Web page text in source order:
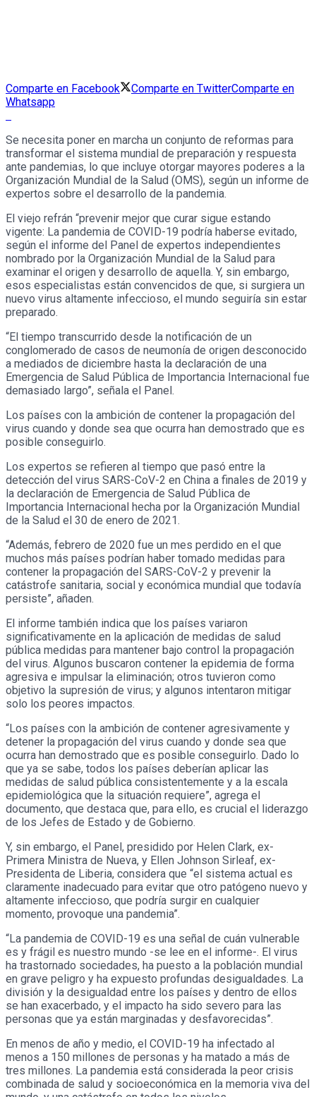
Comparte en Facebook Comparte en TwitterComparte en
Whatsapp
Se necesita poner en marcha un conjunto de reformas para
transformar el sistema mundial de preparación y respuesta
ante pandemias, lo que incluye otorgar mayores poderes a la
Organización Mundial de la Salud (OMS), según un informe de
expertos sobre el desarrollo de la pandemia.
El viejo refrán “prevenir mejor que curar sigue estando
vigente: La pandemia de COVID-19 podría haberse evitado,
según el informe del Panel de expertos independientes
nombrado por la Organización Mundial de la Salud para
examinar el origen y desarrollo de aquella. Y, sin embargo,
esos especialistas están convencidos de que, si surgiera un
nuevo virus altamente infeccioso, el mundo seguiría sin estar
preparado.
“El tiempo transcurrido desde la notificación de un
conglomerado de casos de neumonía de origen desconocido
a mediados de diciembre hasta la declaración de una
Emergencia de Salud Pública de Importancia Internacional fue
demasiado largo”, señala el Panel.
Los países con la ambición de contener la propagación del
virus cuando y donde sea que ocurra han demostrado que es
posible conseguirlo.
Los expertos se refieren al tiempo que pasó entre la
detección del virus SARS-CoV-2 en China a finales de 2019 y
la declaración de Emergencia de Salud Pública de
Importancia Internacional hecha por la Organización Mundial
de la Salud el 30 de enero de 2021.
“Además, febrero de 2020 fue un mes perdido en el que
muchos más países podrían haber tomado medidas para
contener la propagación del SARS-CoV-2 y prevenir la
catástrofe sanitaria, social y económica mundial que todavía
persiste”, añaden.
El informe también indica que los países variaron
significativamente en la aplicación de medidas de salud
pública medidas para mantener bajo control la propagación
del virus. Algunos buscaron contener la epidemia de forma
agresiva e impulsar la eliminación; otros tuvieron como
objetivo la supresión de virus; y algunos intentaron mitigar
solo los peores impactos.
“Los países con la ambición de contener agresivamente y
detener la propagación del virus cuando y donde sea que
ocurra han demostrado que es posible conseguirlo. Dado lo
que ya se sabe, todos los países deberían aplicar las
medidas de salud pública consistentemente y a la escala
epidemiológica que la situación requiere”, agrega el
documento, que destaca que, para ello, es crucial el liderazgo
de los Jefes de Estado y de Gobierno.
Y, sin embargo, el Panel, presidido por Helen Clark, ex-
Primera Ministra de Nueva, y Ellen Johnson Sirleaf, ex-
Presidenta de Liberia, considera que “el sistema actual es
claramente inadecuado para evitar que otro patógeno nuevo y
altamente infeccioso, que podría surgir en cualquier
momento, provoque una pandemia”.
“La pandemia de COVID-19 es una señal de cuán vulnerable
es y frágil es nuestro mundo -se lee en el informe-. El virus
ha trastornado sociedades, ha puesto a la población mundial
en grave peligro y ha expuesto profundas desigualdades. La
división y la desigualdad entre los países y dentro de ellos
se han exacerbado, y el impacto ha sido severo para las
personas que ya están marginadas y desfavorecidas”.
En menos de año y medio, el COVID-19 ha infectado al
menos a 150 millones de personas y ha matado a más de
tres millones. La pandemia está considerada la peor crisis
combinada de salud y socioeconómica en la memoria viva del